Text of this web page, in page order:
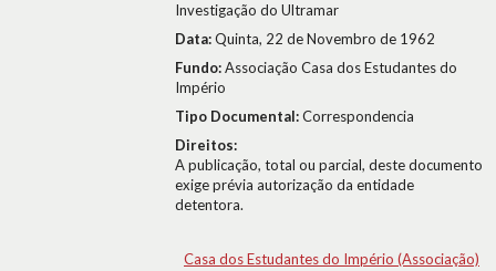
Investigação do Ultramar
Data:Quinta, 22 de Novembro de 1962
Fundo:Associação Casa dos Estudantes do
Império
Tipo Documental:Correspondencia
Direitos:
A publicação, total ou parcial, deste documento
exige prévia autorização da entidade
detentora.
Casa dos Estudantes do Império (Associação)